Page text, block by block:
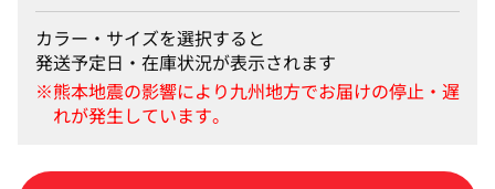
カラー・サイズを選択すると
発送予定日・在庫状況が表示されます